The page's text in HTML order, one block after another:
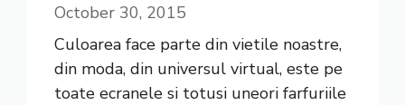
October 30, 2015
Culoarea face parte din vietile noastre,
din moda, din universul virtual, este pe
toate ecranele si totusi uneori farfuriile